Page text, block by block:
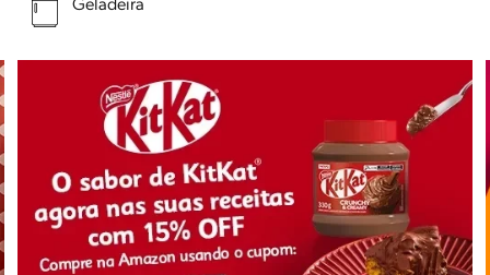
Geladeira